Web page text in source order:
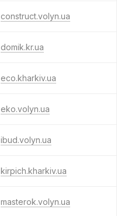
construct.volyn.ua
domik.kr.ua
eco.kharkiv.ua
eko.volyn.ua
ibud.volyn.ua
kirpich.kharkiv.ua
masterok.volyn.ua